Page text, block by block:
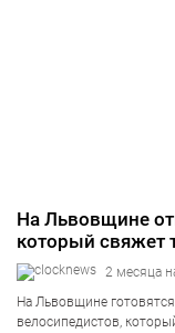
На Львовщине
который свяжет
2 месяца
На Львовщине
велосипедистов,